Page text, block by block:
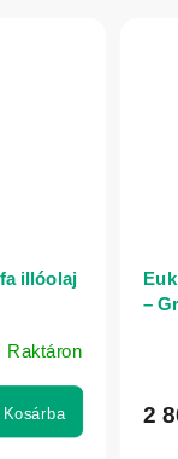
illóolaj
Raktáron
Kosárba
–
2